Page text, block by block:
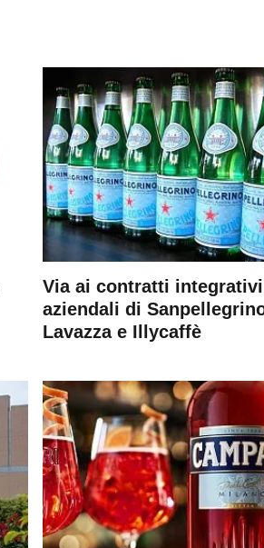
Via ai contratti integrativi
aziendali di
Lavazza e Illycaffè